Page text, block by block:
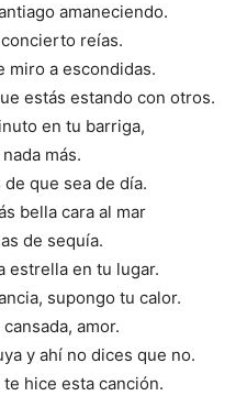
amaneciendo.
reías.
miro a escondidas.
estás estando con otros.
en tu barriga,
más.
que sea de día.
bella cara al mar
de sequía.
estrella en tu lugar.
supongo tu calor.
amor.
y ahí no dices que no.
te hice esta canción.